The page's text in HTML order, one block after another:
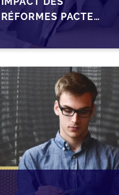
RÉFORMES PACTE
DUTREIL SUR LA
TRANSMISSION DES